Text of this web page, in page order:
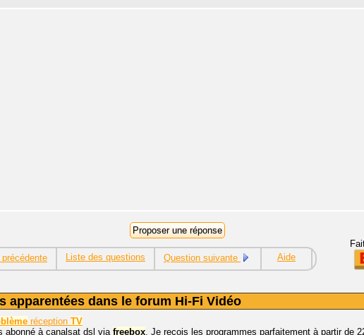
Liste des questions Question suivante Aide
apparentées dans le forum Hi-Fi Vidéo
réception TV
abonné à canalsat dsl via freebox. Je reçois les programmes parfaitement à partir de